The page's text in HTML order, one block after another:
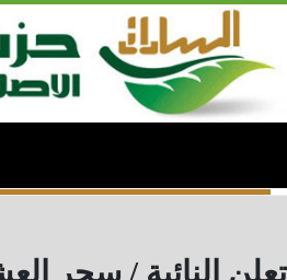
النائبة / سحر
تعلن النائبة / سحر